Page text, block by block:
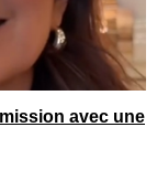
avec une